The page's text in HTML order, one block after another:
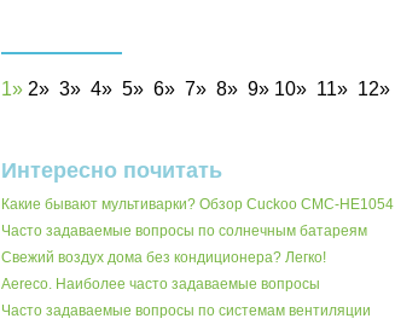
1» 2» 3» 4» 5» 6» 7» 8» 9» 10» 11» 12»
Интересно почитать
Какие бывают мультиварки? Обзор Cuckoo CMC-HE1054
Часто задаваемые вопросы по солнечным батареям
Свежий воздух дома без кондиционера? Легко!
Aereco. Наиболее часто задаваемые вопросы
Часто задаваемые вопросы по системам вентиляции